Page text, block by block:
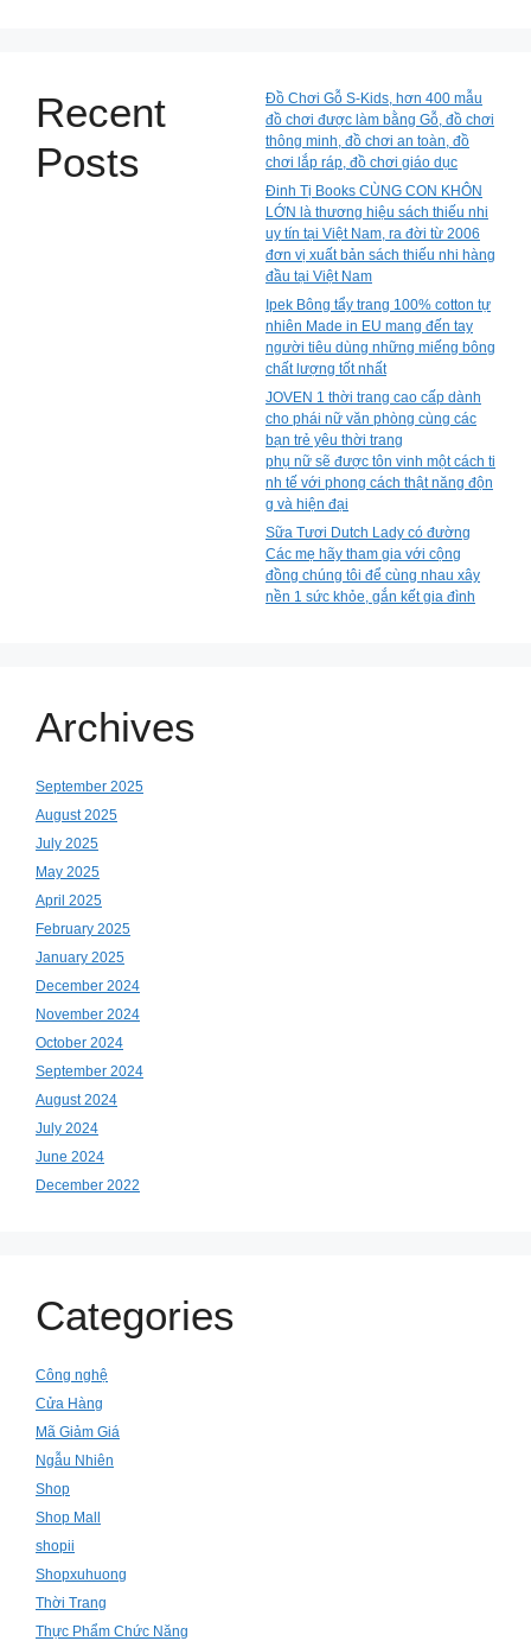
Recent
Posts
Đồ Chơi Gỗ S-Kids, hơn 400 mẫu
đồ chơi được làm bằng Gỗ, đồ chơi
thông minh, đồ chơi an toàn, đồ
chơi lắp ráp, đồ chơi giáo dục
Đinh Tị Books CÙNG CON KHÔN
LỚN là thương hiệu sách thiếu nhi
uy tín tại Việt Nam, ra đời từ 2006
đơn vị xuất bản sách thiếu nhi hàng
đầu tại Việt Nam
Ipek Bông tẩy trang 100% cotton tự
nhiên Made in EU mang đến tay
người tiêu dùng những miếng bông
chất lượng tốt nhất
JOVEN 1 thời trang cao cấp dành
cho phái nữ văn phòng cùng các
bạn trẻ yêu thời trang
phụ nữ sẽ được tôn vinh một cách ti
nh tế với phong cách thật năng độn
g và hiện đại
Sữa Tươi Dutch Lady có đường
Các mẹ hãy tham gia với cộng
đồng chúng tôi để cùng nhau xây
nền 1 sức khỏe, gắn kết gia đình
Archives
September 2025
August 2025
July 2025
May 2025
April 2025
February 2025
January 2025
December 2024
November 2024
October 2024
September 2024
August 2024
July 2024
June 2024
December 2022
Categories
Công nghệ
Cửa Hàng
Mã Giảm Giá
Ngẫu Nhiên
Shop
Shop Mall
shopii
Shopxuhuong
Thời Trang
Thực Phẩm Chức Năng